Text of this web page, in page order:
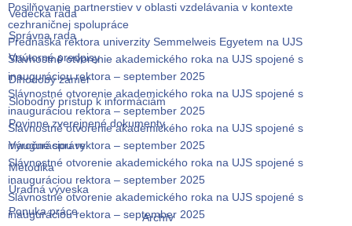
Vedecká rada
Správna rada
Vnútorné predpisy
Dlhodobý zámer
Slobodný prístup k informáciám
Povinne zverejnené dokumenty
Výročné správy
Metodika
Úradná výveska
Ponuka práce
Archív
Posilňovanie partnerstiev v oblasti vzdelávania v kontexte
cezhraničnej spolupráce
Prednáška rektora univerzity Semmelweis Egyetem na UJS
Slávnostné otvorenie akademického roka na UJS spojené s
inauguráciou rektora – september 2025
Slávnostné otvorenie akademického roka na UJS spojené s
inauguráciou rektora – september 2025
Slávnostné otvorenie akademického roka na UJS spojené s
inauguráciou rektora – september 2025
Slávnostné otvorenie akademického roka na UJS spojené s
inauguráciou rektora – september 2025
Slávnostné otvorenie akademického roka na UJS spojené s
inauguráciou rektora – september 2025